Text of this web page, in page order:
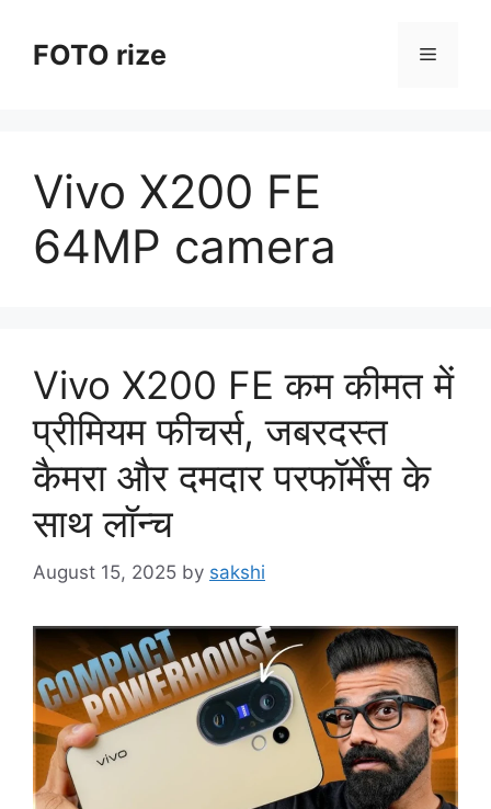
contentFOTO rize Menu
Vivo X200 FE
64MP camera
Vivo X200 FE कम कीमत में
प्रीमियम फीचर्स, जबरदस्त
कैमरा और दमदार परफॉर्मेंस के
साथ लॉन्च
August 15, 2025 by sakshi